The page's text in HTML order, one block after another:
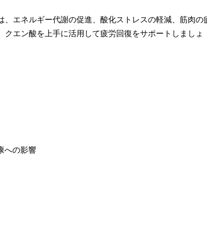
エネルギー代謝の促進、酸化ストレスの軽減、筋肉の
エン酸を上手に活用して疲労回復をサポートしましょ